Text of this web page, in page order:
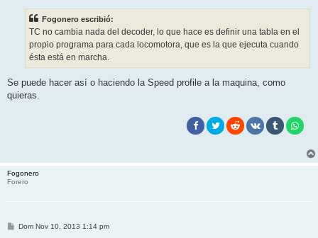
Fogonero escribió:
TC no cambia nada del decoder, lo que hace es definir una tabla en el
propio programa para cada locomotora, que es la que ejecuta cuando
ésta está en marcha.
Se puede hacer así o haciendo la Speed profile a la maquina, como
quieras.
Fogonero
Forero
MDom Nov 10, 2013 1:14 pm